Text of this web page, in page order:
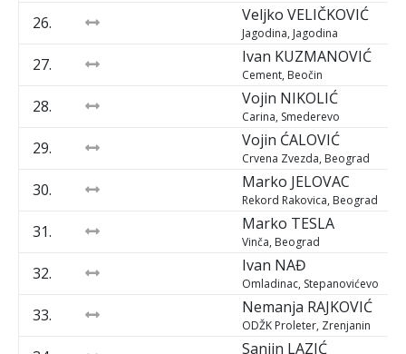
26. Veljko VELIČKOVIĆ
Jagodina, Jagodina
27. Ivan KUZMANOVIĆ
Cement, Beočin
28. Vojin NIKOLIĆ
Carina, Smederevo
29. Vojin ĆALOVIĆ
Crvena Zvezda, Beograd
30. Marko JELOVAC
Rekord Rakovica, Beograd
31. Marko TESLA
Vinča, Beograd
32. Ivan NAĐ
Omladinac, Stepanovićevo
33. Nemanja RAJKOVIĆ
ODŽK Proleter, Zrenjanin
Sanjin LAZIĆ